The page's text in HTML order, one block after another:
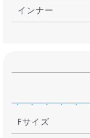
インナー
Fサイズ